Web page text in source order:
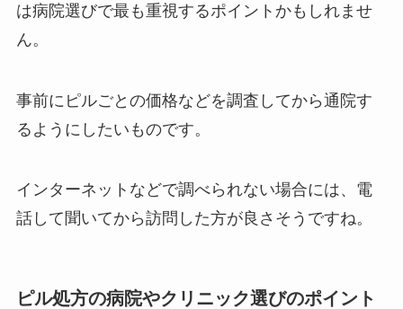
は病院選びで最も重視するポイントかもしれませ
ん。
事前にピルごとの価格などを調査してから通院す
るようにしたいものです。
インターネットなどで調べられない場合には、電
話して聞いてから訪問した方が良さそうですね。
ピル処方の病院やクリニック選びのポイント